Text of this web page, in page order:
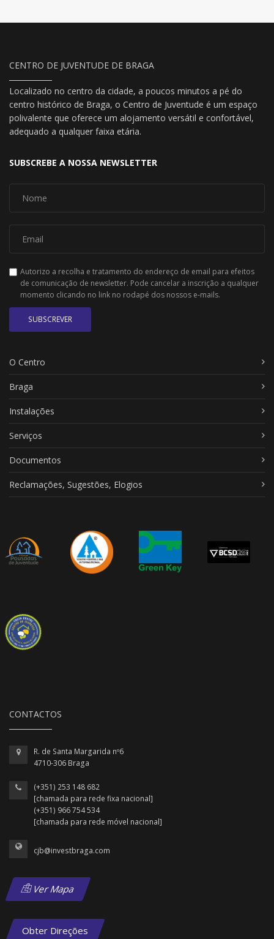
CENTRO DE JUVENTUDE DE BRAGA
Localizado no centro da cidade, a poucos minutos a pé do
centro histórico de Braga, o Centro de Juventude é um espaço
polivalente que oferece um alojamento versátil e confortável,
adequado a qualquer faixa etária.
SUBSCREBE A NOSSA NEWSLETTER
Autorizo a recolha e tratamento do endereço de email para efeitos
de comunicação de newsletter. Pode cancelar a inscrição a qualquer
momento clicando no link no rodapé dos nossos e-mails.
SUBSCREVER
O Centro
Braga
Instalações
Serviços
Documentos
Reclamações, Sugestões, Elogios
CONTACTOS
R. de Santa Margarida nº6
4710-306 Braga
(+351) 253 148 682
[chamada para rede fixa nacional]
(+351) 966 754 534
[chamada para rede móvel nacional]
cjb@investbraga.com
Ver Mapa
Obter Direções